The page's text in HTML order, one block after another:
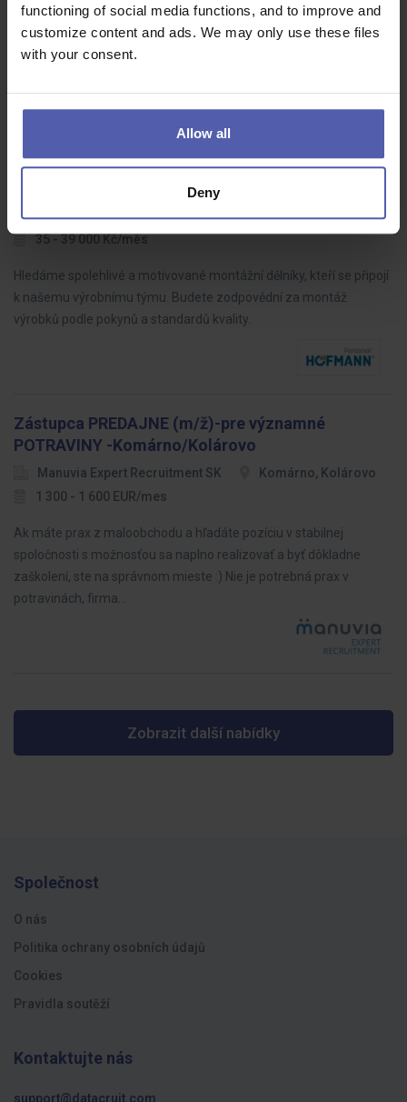
functioning of social media functions, and to improve and
customize content and ads. We may only use these files
with your consent.
Allow all
Deny
Do našeho týmu hledáme LEAN technika, který bude aktivně
rozvíjet výrobní procesy, řídit zlepšovací projekty a spolupracovat s
kolegy napříč výrobou. Pokud máte analytické myšlení, dokážete
Montážní dělník ve výrobě BEZ NOČNÍCH (M/Ž)
HOFMANN WIZARD
Nový Bydžov
35 - 39 000 Kč/měs
Hledáme spolehlivé a motivované montážní dělníky, kteří se připojí
k našemu výrobnímu týmu. Budete zodpovědní za montáž
výrobků podle pokynů a standardů kvality.
Zástupca PREDAJNE (m/ž)-pre významné
POTRAVINY -Komárno/Kolárovo
Manuvia Expert Recruitment SK
Komárno, Kolárovo
1 300 - 1 600 EUR/mes
Ak máte prax z maloobchodu a hľadáte pozíciu v stabilnej
spoločnosti s možnosťou sa naplno realizovať a byť dôkladne
zaškolení, ste na správnom mieste :) Nie je potrebná prax v
potravinách, firma…
Zobrazit další nabídky
Společnost
O nás
Politika ochrany osobních údajů
Cookies
Pravidla soutěží
Kontaktujte nás
support@datacruit.com